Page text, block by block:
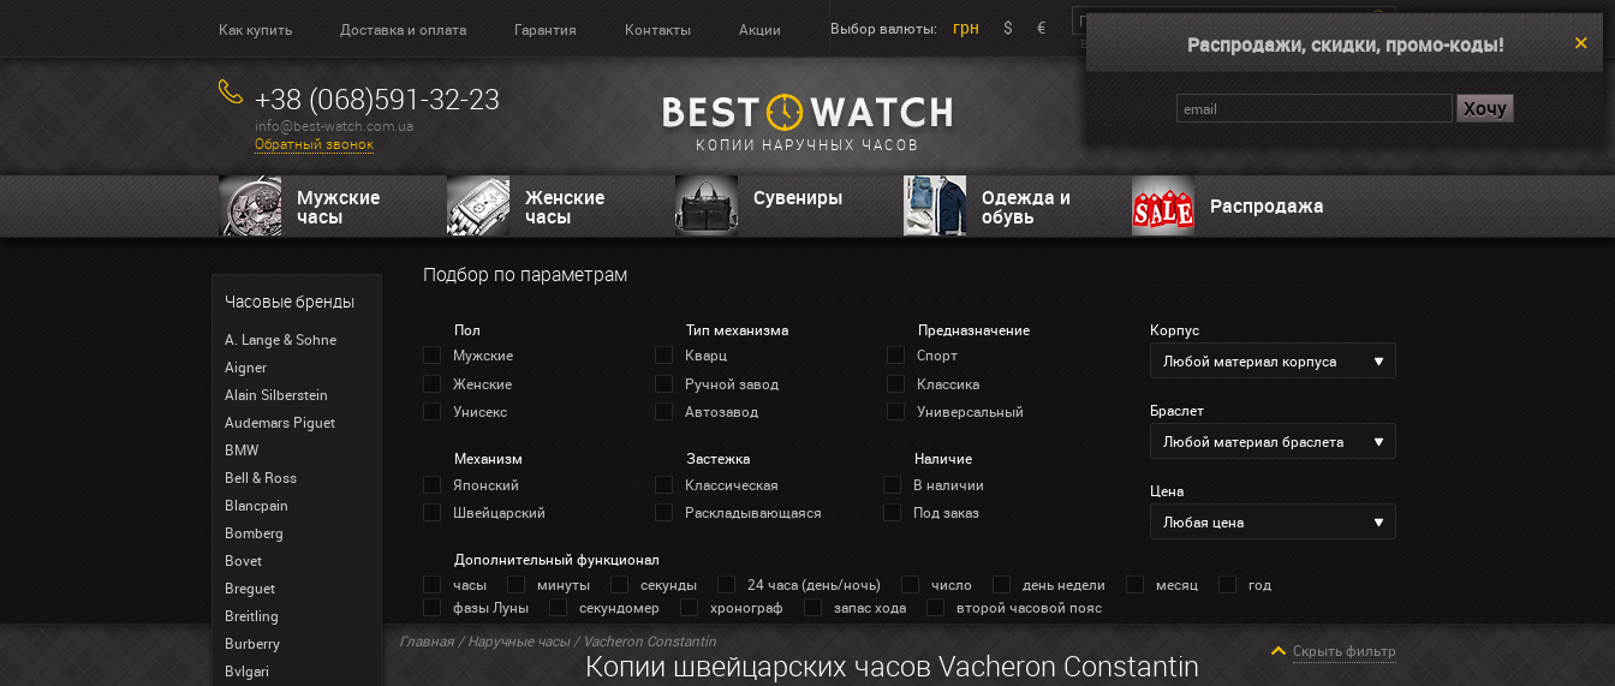
Как купить Доставка и оплата Гарантия Контакты Акции Выбор валюты: грн $ €
Введите поисковой запрос, например “Dual Time”
+38 (068)591-32-23
info@best-watch.com.ua
Обратный звонок
КОПИИ НАРУЧНЫХ ЧАСОВ
Корзина
Нет товаров
Мужские
часы
Женские
часы
Сувениры Одежда и
обувь Распродажа
Часовые бренды
A. Lange & Sohne
Aigner
Alain Silberstein
Audemars Piguet
BMW
Bell & Ross
Blancpain
Bomberg
Bovet
Breguet
Breitling
Burberry
Bvlgari
Подбор по параметрам
Пол
Мужские
Женские
Унисекс
Тип механизма
Кварц
Ручной завод
Автозавод
Предназначение
Спорт
Классика
Универсальный
Механизм
Японский
Швейцарский
Застежка
Классическая
Раскладывающаяся
Наличие
В наличии
Под заказ
Дополнительный функционал
часы
минуты секунды 24 часа (день/ночь) число день недели месяц
год
фазы Луны
секундомер хронограф запас хода второй часовой пояс
Корпус
Любой материал корпуса
Браслет
Любой материал браслета
Цена
Любая цена
Главная /Наручные часы/ Vacheron Constantin
Копии швейцарских часов Vacheron Constantin Скрыть фильтр
Распродажи, скидки, промо-коды!